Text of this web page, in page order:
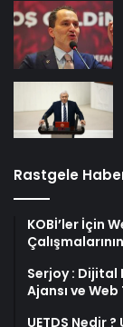
Rastgele
KOBİ’ler İçin
Serjoy : Dijital
Ajansı ve Web
UETDS Nedir